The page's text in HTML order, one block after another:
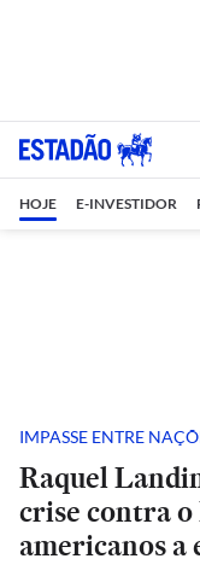
HOJE E-INVESTIDOR
IMPASSE ENTRE
Raquel
crise contra
americanos a